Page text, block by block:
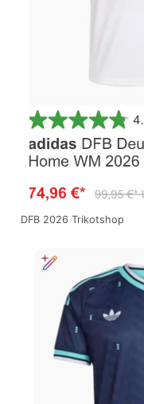
DFB 2026 Trikotshop